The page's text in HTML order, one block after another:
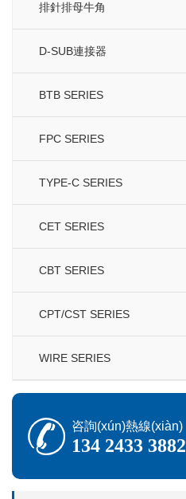
排針排母牛角
D-SUB連接器
BTB SERIES
FPC SERIES
TYPE-C SERIES
CET SERIES
CBT SERIES
CPT/CST SERIES
WIRE SERIES
咨詢(xún)熱線(xiàn)
134 2433 3882